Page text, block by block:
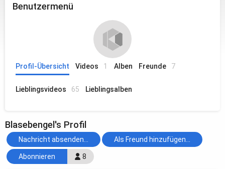
Benutzermenü
Profil-Übersicht Videos 1 Alben Freunde 7
Lieblingsvideos 65 Lieblingsalben
Blasebengel's Profil
8
Abonnieren
Nachricht absenden... Als Freund hinzufügen...